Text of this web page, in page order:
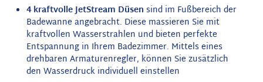
4 kraftvolle JetStream Düsen sind im Fußbereich der
Badewanne angebracht. Diese massieren Sie mit
kraftvollen Wasserstrahlen und bieten perfekte
Entspannung in Ihrem Badezimmer. Mittels eines
drehbaren Armaturenregler, können Sie zusätzlich
den Wasserdruck individuell einstellen